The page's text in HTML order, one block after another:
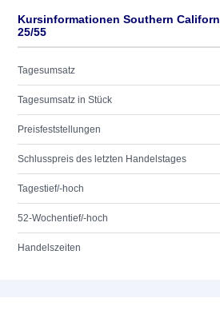
Kursinformationen Southern
25/55
Tagesumsatz
Tagesumsatz in Stück
Preisfeststellungen
Schlusspreis des letzten Handelstages
Tagestief/-hoch
52-Wochentief/-hoch
Handelszeiten